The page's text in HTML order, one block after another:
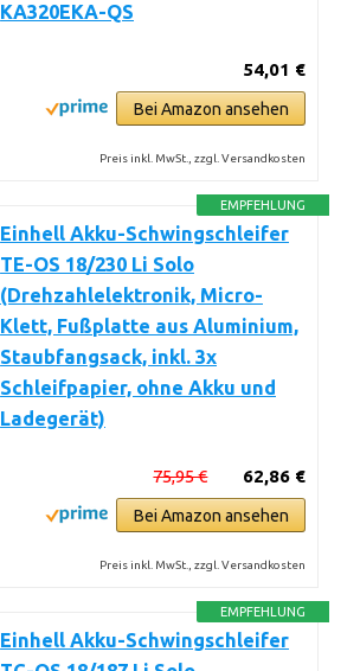
KA320EKA-QS
54,01 €
Bei Amazon ansehen
Preis inkl. MwSt., zzgl. Versandkosten
EMPFEHLUNG
Einhell Akku-Schwingschleifer
TE-OS 18/230 Li Solo
(Drehzahlelektronik, Micro-
Klett, Fußplatte aus Aluminium,
Staubfangsack, inkl. 3x
Schleifpapier, ohne Akku und
Ladegerät)
62,86 €
75,95 €
Bei Amazon ansehen
Preis inkl. MwSt., zzgl. Versandkosten
EMPFEHLUNG
Einhell Akku-Schwingschleifer